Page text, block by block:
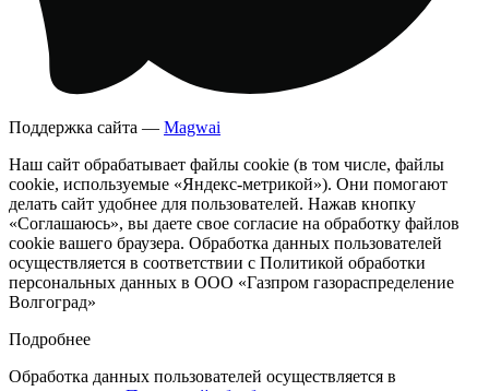
Поддержка сайта — Magwai
Наш сайт обрабатывает файлы cookie (в том числе, файлы
cookie, используемые «Яндекс-метрикой»). Они помогают
делать сайт удобнее для пользователей. Нажав кнопку
«Соглашаюсь», вы даете свое согласие на обработку файлов
cookie вашего браузера. Обработка данных пользователей
осуществляется в соответствии с Политикой обработки
персональных данных в ООО «Газпром газораспределение
Волгоград»
Подробнее
Обработка данных пользователей осуществляется в